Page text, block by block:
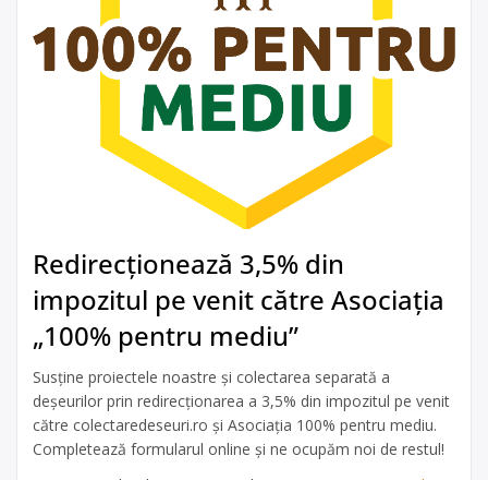
Redirecționează 3,5% din
impozitul pe venit către Asociația
„100% pentru mediu”
Susține proiectele noastre și colectarea separată a
deșeurilor prin redirecționarea a 3,5% din impozitul pe venit
către colectaredeseuri.ro și Asociația 100% pentru mediu.
Completează formularul online și ne ocupăm noi de restul!